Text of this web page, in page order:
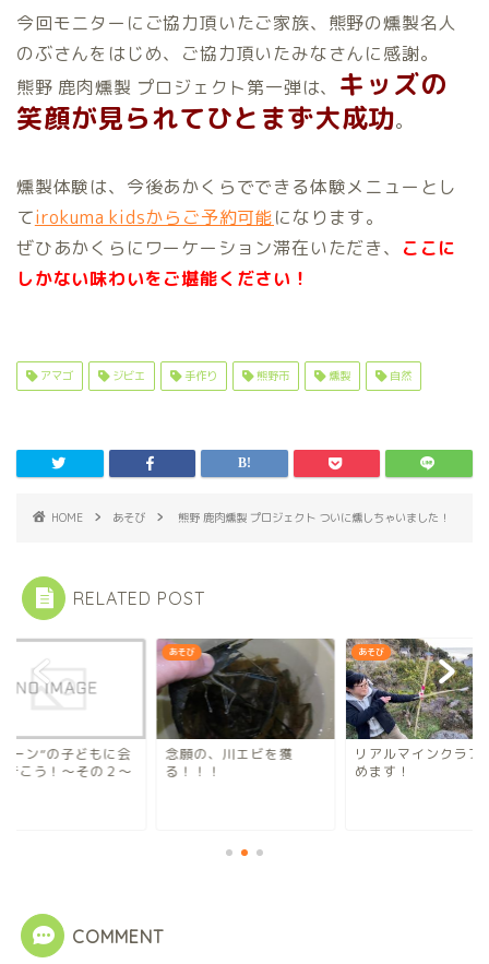
今回モニターにご協力頂いたご家族、熊野の燻製名人
のぶさんをはじめ、ご協力頂いたみなさんに感謝。
熊野 鹿肉燻製 プロジェクト第一弾は、 キッズの
笑顔が見られてひとまず大成功。
燻製体験は、今後あかくらでできる体験メニューとし
てirokuma kidsからご予約可能になります。
ぜひあかくらにワーケーション滞在いただき、 ここに
しかない味わいをご堪能ください！
アマゴ ジビエ 手作り 熊野市 燻製 自然
HOME あそび 熊野 鹿肉燻製 プロジェクト ついに燻しちゃいました！
RELATED POST
の、川エビを獲
！！
あそび
リアルマインクラフト 始
めます！
あそび
”クイーン”の子ども
いに行こう！～その
COMMENT